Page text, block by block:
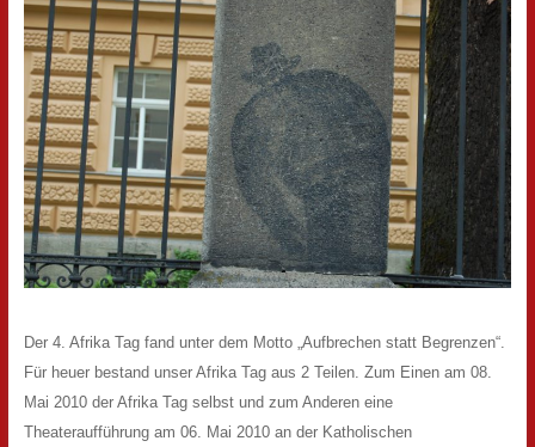
Der 4. Afrika Tag fand unter dem Motto „Aufbrechen statt Begrenzen“.
Für heuer bestand unser Afrika Tag aus 2 Teilen. Zum Einen am 08.
Mai 2010 der Afrika Tag selbst und zum Anderen eine
Theateraufführung am 06. Mai 2010 an der Katholischen